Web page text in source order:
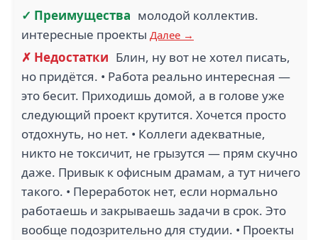
✓ Преимущества молодой коллектив.
интересные проекты Далее →
✗ Недостатки Блин, ну вот не хотел писать,
но придётся. • Работа реально интересная —
это бесит. Приходишь домой, а в голове уже
следующий проект крутится. Хочется просто
отдохнуть, но нет. • Коллеги адекватные,
никто не токсичит, не грызутся — прям скучно
даже. Привык к офисным драмам, а тут ничего
такого. • Переработок нет, если нормально
работаешь и закрываешь задачи в срок. Это
вообще подозрительно для студии. • Проекты